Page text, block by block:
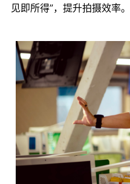
见即所得”，提升拍摄效率。